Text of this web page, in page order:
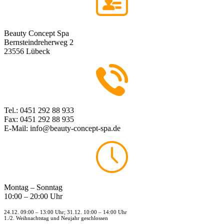
Beauty Concept Spa
Bernsteindreherweg 2
23556 Lübeck
Tel.: 0451 292 88 933
Fax: 0451 292 88 935
E-Mail: info@beauty-concept-spa.de
Montag – Sonntag
10:00 – 20:00 Uhr
24.12. 09:00 – 13:00 Uhr; 31.12. 10:00 – 14:00 Uhr
1./2. Weihnachtstag und Neujahr geschlossen